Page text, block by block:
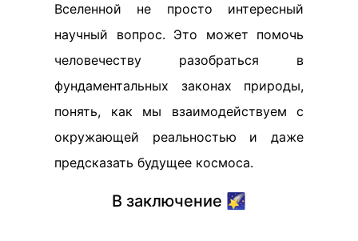
Вселенной не просто интересный
научный вопрос. Это может помочь
человечеству разобраться в
фундаментальных законах природы,
понять, как мы взаимодействуем с
окружающей реальностью и даже
предсказать будущее космоса.
В заключение 🌠